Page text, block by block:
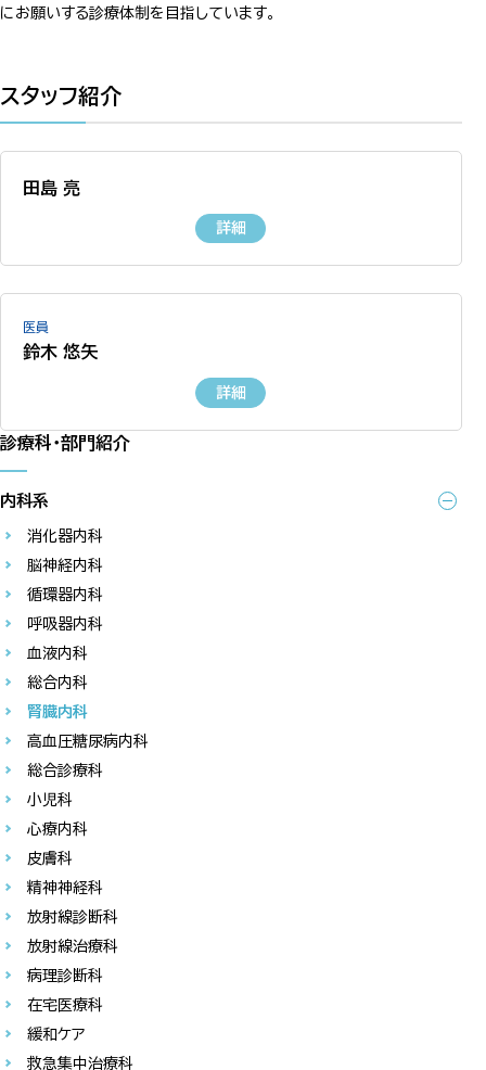
にお願いする診療体制を目指しています。
スタッフ紹介
田島 亮
詳細
医員
鈴木 悠矢
詳細
診療科・部門紹介
内科系
消化器内科
脳神経内科
循環器内科
呼吸器内科
血液内科
総合内科
腎臓内科
高血圧糖尿病内科
総合診療科
小児科
心療内科
皮膚科
精神神経科
放射線診断科
放射線治療科
病理診断科
在宅医療科
緩和ケア
救急集中治療科